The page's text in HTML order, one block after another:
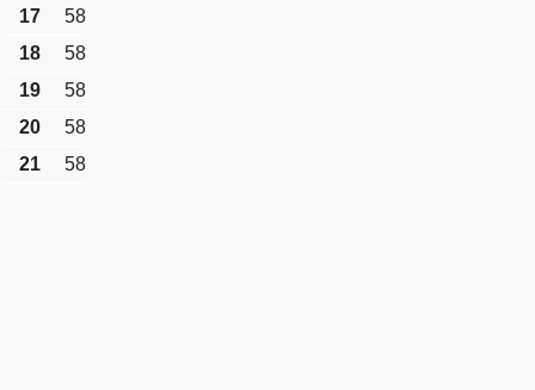
17
58
18
58
19
58
20
58
21
58